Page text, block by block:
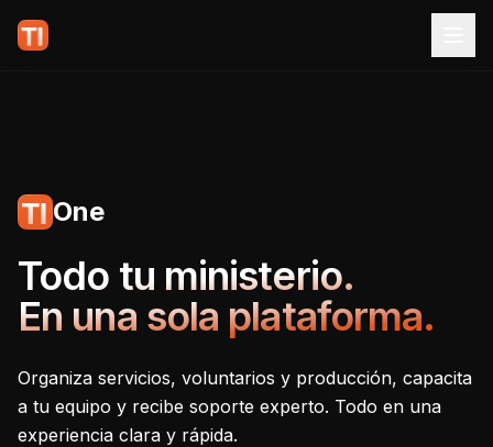
One
Tecnoiglesia One -
Todo tu ministerio.
En una sola plataforma.
Organiza servicios, voluntarios y producción, capacita
a tu equipo y recibe soporte experto. Todo en una
experiencia clara y rápida.